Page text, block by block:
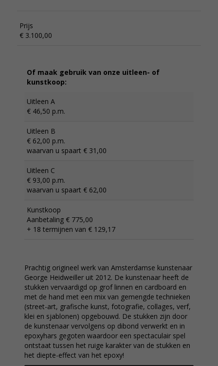
Prijs
€ 3.100,00
Of maak gebruik van onze uitleen- of
kunstkoop:
Uitleen A
€ 46,50 p.m.
Uitleen B
€ 62,00 p.m.
waarvan u spaart € 31,00
Uitleen C
€ 93,00 p.m.
waarvan u spaart € 62,00
Kunstkoop
Aanbetaling € 775,00
+ 18 termijnen van € 129,17
Prachtig origineel werk van Amsterdamse kunstenaar
George Heidweiller uit 2012. De kunstenaar heeft de
stukken vervaardigd op grof linnen en cardboard en
met de hand met een mix van gemengde technieken
(street-art, grafische kunst, fotografie, collages, verf,
klei en sjablonen) opgebouwd. De stukken zijn door
de kunstenaar vervolgens op dibond verwerkt en in
epoxyhars gegoten waardoor een spectaculair spel
ontstaat tussen het ruige karakter van de stukken en
het diepte-effect van het epoxy!